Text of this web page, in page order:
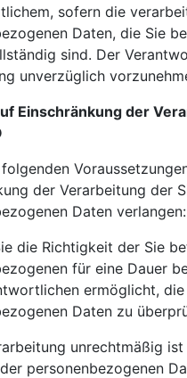
sofern die
Daten, die Sie
sind. Der
unverzüglich
Einschränkung der
der Verarbeitung der
Daten verlangen:
die Richtigkeit der Sie
für eine Dauer
ermöglicht,
Daten zu
unrechtmäßig ist
personenbezogenen